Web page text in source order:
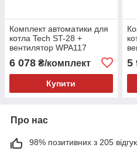
Комплект автоматики для
котла Tech ST-28 +
вентилятор WPA117
6 078 ₴/комплект
Купити
5
Про нас
98% позитивних з 205